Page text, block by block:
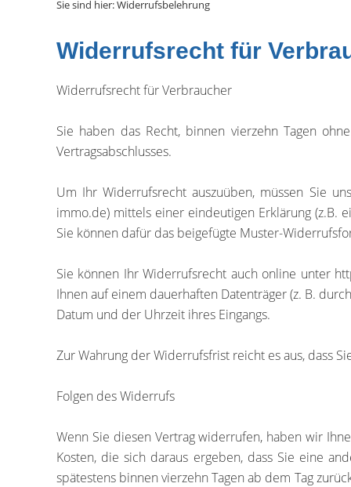
Sie sind hier:Widerrufsbelehrung
Widerrufsrecht für
Widerrufsrecht für Verbraucher
Sie haben das Recht, binnen vierzehn Tagen
Vertragsabschlusses.
Um Ihr Widerrufsrecht auszuüben, müssen Sie
immo.de) mittels einer eindeutigen Erklärung (z.B.
Sie können dafür das beigefügte Muster-
Sie können Ihr Widerrufsrecht auch online unter
Ihnen auf einem dauerhaften Datenträger (z. B.
Datum und der Uhrzeit ihres Eingangs.
Zur Wahrung der Widerrufsfrist reicht es aus, dass
Folgen des Widerrufs
Wenn Sie diesen Vertrag widerrufen, haben wir
Kosten, die sich daraus ergeben, dass Sie eine
spätestens binnen vierzehn Tagen ab dem Tag